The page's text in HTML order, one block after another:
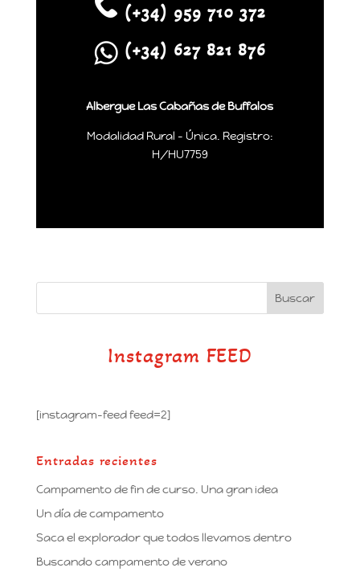
(+34) 959 710 372
(+34) 627 821 876
Albergue Las Cabañas de Buffalos
Modalidad Rural - Única. Registro:
H/HU7759
Instagram FEED
[instagram-feed feed=2]
Entradas recientes
Campamento de fin de curso. Una gran idea
Un día de campamento
Saca el explorador que todos llevamos dentro
Buscando campamento de verano